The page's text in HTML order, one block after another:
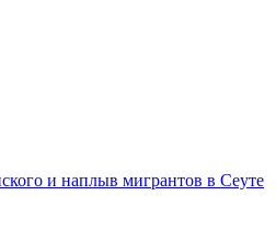
и наплыв мигрантов в Сеуте